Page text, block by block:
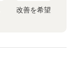
改善を希望